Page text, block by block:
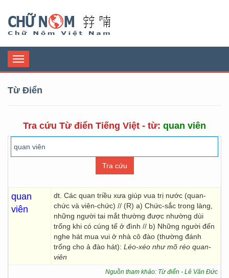
Toggle
navigation
Từ Điển
Tra cứu Từ điển Tiếng Việt - từ: quan viên
quan
viên
dt. Các quan triều xưa giúp vua trị nước (quan-
chức và viên-chức) // (R) a) Chức-sắc trong làng,
những người tai mắt thường được nhường dùi
trống khi có cúng tế ở đình // b) Những người đến
nghe hát mua vui ở nhà cô đào (thường đánh
trống cho ả đào hát): Léo-xéo như mõ réo quan-
viên
Nguồn tham khảo: Từ điển - Lê Văn Đức